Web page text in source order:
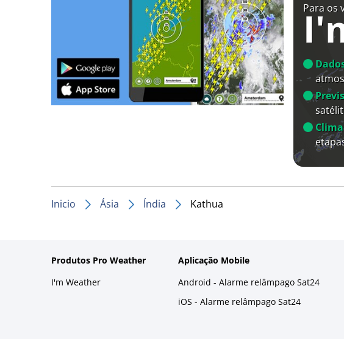
Para os
Inicio Ásia Índia Kathua
Produtos Pro Weather
I'm Weather
Aplicação Mobile
Android - Alarme relâmpago Sat24
iOS - Alarme relâmpago Sat24